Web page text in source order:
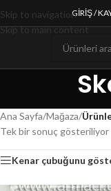
Skip to navigation
Skip to main content
GIRIŞ /
Ana Sayfa/Mağaza/
Tek bir sonuç gösteriliyor
Kenar çubuğunu